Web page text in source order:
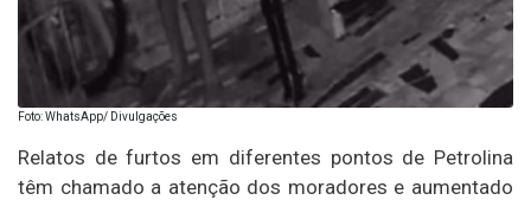
Foto: WhatsApp/ Divulgações
Relatos de furtos em diferentes pontos de Petrolina
têm chamado a atenção dos moradores e aumentado